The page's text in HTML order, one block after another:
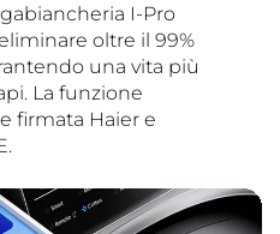
I-Pro
oltre il 99%
una vita più
La funzione
firmata Haier e